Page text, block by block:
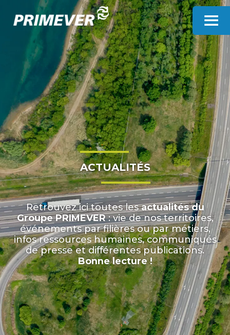
ACTUALITÉS
Retrouvez ici toutes lesactualités du
Groupe PRIMEVER: vie de nos territoires,
événements par filières ou par métiers,
infos ressources humaines, communiqués
de presse et différentes publications.
Bonne lecture !
Panneau de gestion des cookies